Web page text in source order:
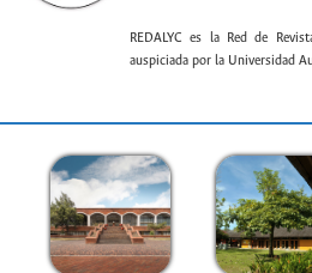
REDALYC es la Red de
auspiciada por la Universidad